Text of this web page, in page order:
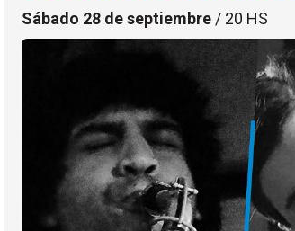
Sábado 28 de septiembre / 20 HS